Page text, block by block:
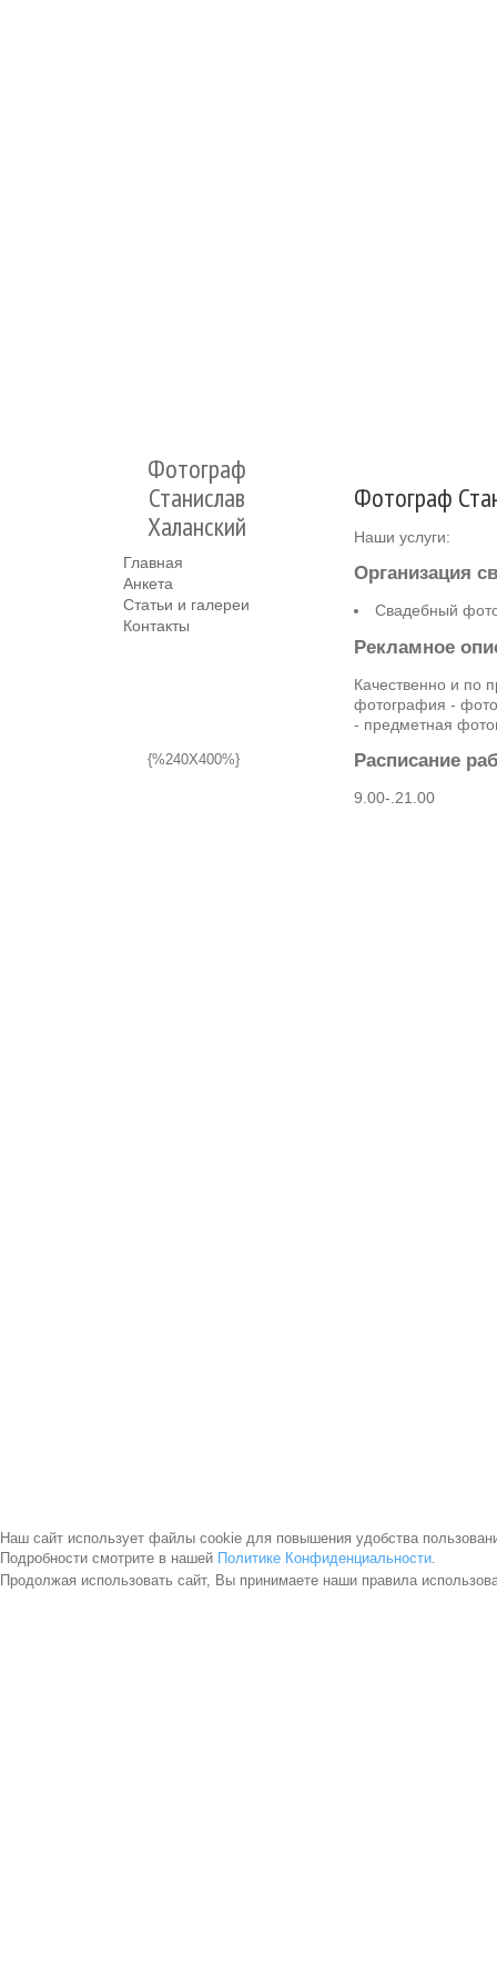
Фотограф
Станислав
Халанский
Главная
Анкета
Статьи и галереи
Контакты
{%240X400%}
Фотограф
Наши услуги:
Организация
Свадебный
Рекламное
Качественно и по
фотография -
- предметная
Расписание
9.00-.21.00
Наш сайт использует файлы cookie для повышения удобства
Подробности смотрите в нашей Политике Конфиденциальности.
Продолжая использовать сайт, Вы принимаете наши правила